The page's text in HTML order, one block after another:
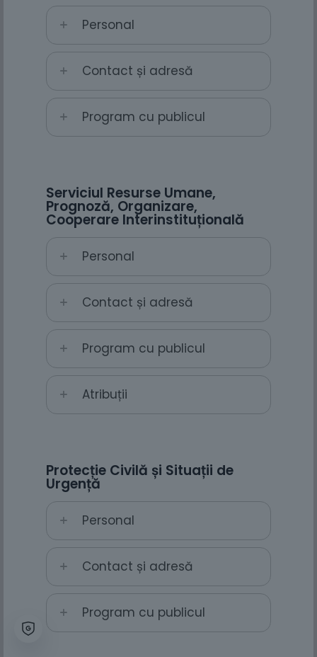
Personal
Contact și adresă
Program cu publicul
Serviciul Resurse Umane,
Prognoză, Organizare,
Cooperare Interinstituțională
Personal
Contact și adresă
Program cu publicul
Atribuții
Protecție Civilă și Situații de
Urgență
Personal
Contact și adresă
Program cu publicul